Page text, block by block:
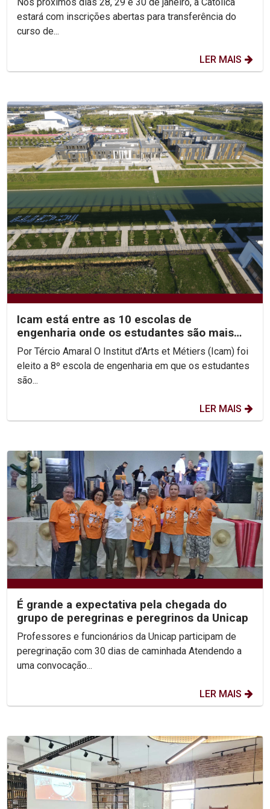
estará com inscrições abertas para transferência do
curso de...
LER MAIS
Icam está entre as 10 escolas de
engenharia onde os estudantes são mais
felizes
Por Tércio Amaral O Institut d’Arts et Métiers (Icam) foi
eleito a 8º escola de engenharia em que os estudantes
são...
LER MAIS
É grande a expectativa pela chegada do
grupo de peregrinas e peregrinos da Unicap
Professores e funcionários da Unicap participam de
peregrinação com 30 dias de caminhada Atendendo a
uma convocação...
LER MAIS